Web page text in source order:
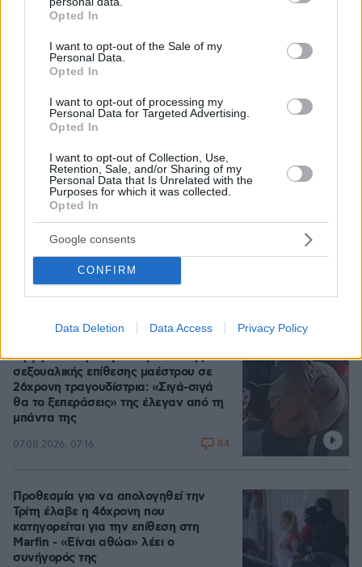
grant or deny consent to Google and its third-party tags to
use your data for below specified purposes in below Google
consent section.
Opted In
I want to opt-out of the Sale of my
Personal Data.
Opted In
I want to opt-out of processing my
Personal Data for Targeted Advertising.
Opted In
I want to opt-out of Collection, Use,
Retention, Sale, and/or Sharing of my
Personal Data that Is Unrelated with the
Purposes for which it was collected.
Opted In
Google consents
CONFIRM
Data Deletion Data Access Privacy Policy
Πόσο κοστίζει μία εβδομάδα σε βίλες -
Στο Α΄ Νεκροταφείο το μνημόσυνο
της Λένας Σαμαρά
07.08.2026, 10:26
για δολοφονίες μελών της Greek
Mafia, κατηγορείται και για την
εκτέλεση με 97 σφαίρες του Βαγγέλη
Ζαμπούνη
Οργή στο Περού για το βίντεο της
σεξουαλικής επίθεσης μαέστρου σε
26χρονη τραγουδίστρια: «Σιγά-σιγά
θα το ξεπεράσεις» της έλεγαν από τη
μπάντα της
07.08.2026, 07:16 84
Προθεσμία για να απολογηθεί την
Τρίτη έλαβε η 46χρονη που
κατηγορείται για την επίθεση στη
Marfin - «Είναι αθώα» λέει ο
συνήγορός της